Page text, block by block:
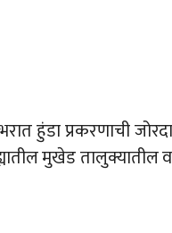
हुंडा प्रकरणाची
मुखेड